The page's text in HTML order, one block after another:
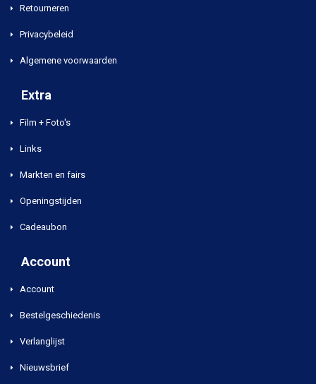
Retourneren
Privacybeleid
Algemene voorwaarden
Extra
Film + Foto's
Links
Markten en fairs
Openingstijden
Cadeaubon
Account
Account
Bestelgeschiedenis
Verlanglijst
Nieuwsbrief